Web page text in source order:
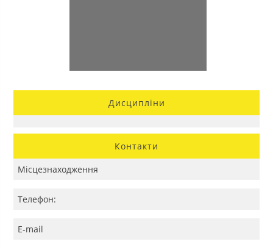
Дисципліни
Контакти
Місцезнаходження
Телефон:
E-mail